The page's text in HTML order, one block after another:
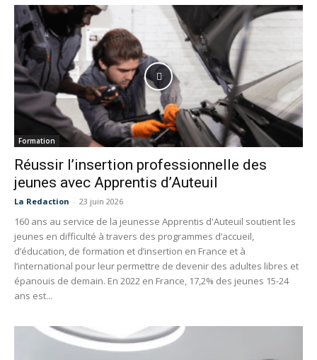
Formation
Réussir l’insertion professionnelle des
jeunes avec Apprentis d’Auteuil
La Redaction - 23 juin 2026
160 ans au service de la jeunesse Apprentis d'Auteuil soutient les
jeunes en difficulté à travers des programmes d’accueil,
d’éducation, de formation et d’insertion en France et à
l’international pour leur permettre de devenir des adultes libres et
épanouis de demain. En 2022 en France, 17,2% des jeunes 15-24
ans est...